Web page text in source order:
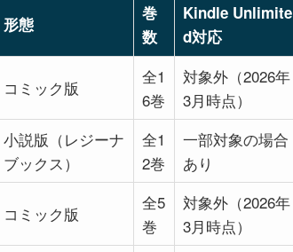
形態
巻
数
Kindle Unlimite
d対応
コミック版
全1
6巻
対象外（2026年
3月時点）
小説版（レジーナ
ブックス）
全1
2巻
一部対象の場合
あり
コミック版
全5
巻
対象外（2026年
3月時点）